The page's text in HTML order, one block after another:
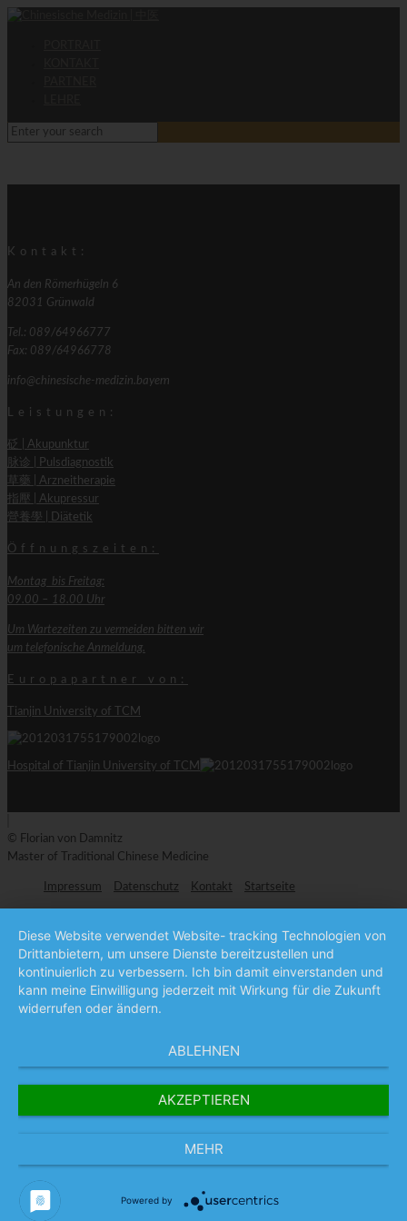
Kontakt:
An den Römerhügeln 6
82031 Grünwald
Tel.: 089/64966777
Fax: 089/64966778
info@chinesische-medizin.bayern
Leistungen:
砭 | Akupunktur
脉诊 | Pulsdiagnostik
草藥 | Arzneitherapie
指壓 | Akupressur
營養學 | Diätetik
Öffnungszeiten:
Montag bis Freitag:
09.00 – 18.00 Uhr
Um Wartezeiten zu vermeiden bitten wir
um telefonische Anmeldung.
Europapartner von:
Tianjin University of TCM
Hospital of Tianjin University of TCM
© Florian von Damnitz
Master of Traditional Chinese Medicine
Impressum Datenschutz Kontakt Startseite
Diese Website verwendet Website- tracking Technologien von
Drittanbietern, um unsere Dienste bereitzustellen und
kontinuierlich zu verbessern. Ich bin damit einverstanden und
kann meine Einwilligung jederzeit mit Wirkung für die Zukunft
widerrufen oder ändern.
ABLEHNEN
AKZEPTIEREN
MEHR
Powered by